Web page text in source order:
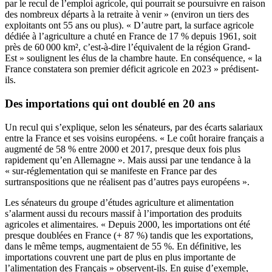
par le recul de l’emploi agricole, qui pourrait se poursuivre en raison
des nombreux départs à la retraite à venir » (environ un tiers des
exploitants ont 55 ans ou plus). « D’autre part, la surface agricole
dédiée à l’agriculture a chuté en France de 17 % depuis 1961, soit
près de 60 000 km², c’est-à-dire l’équivalent de la région Grand-
Est » soulignent les élus de la chambre haute. En conséquence, « la
France constatera son premier déficit agricole en 2023 » prédisent-
ils.
Des importations qui ont doublé en 20 ans
Un recul qui s’explique, selon les sénateurs, par des écarts salariaux
entre la France et ses voisins européens. « Le coût horaire français a
augmenté de 58 % entre 2000 et 2017, presque deux fois plus
rapidement qu’en Allemagne ». Mais aussi par une tendance à la
« sur-réglementation qui se manifeste en France par des
surtranspositions que ne réalisent pas d’autres pays européens ».
Les sénateurs du groupe d’études agriculture et alimentation
s’alarment aussi du recours massif à l’importation des produits
agricoles et alimentaires. « Depuis 2000, les importations ont été
presque doublées en France (+ 87 %) tandis que les exportations,
dans le même temps, augmentaient de 55 %. En définitive, les
importations couvrent une part de plus en plus importante de
l’alimentation des Français » observent-ils. En guise d’exemple,